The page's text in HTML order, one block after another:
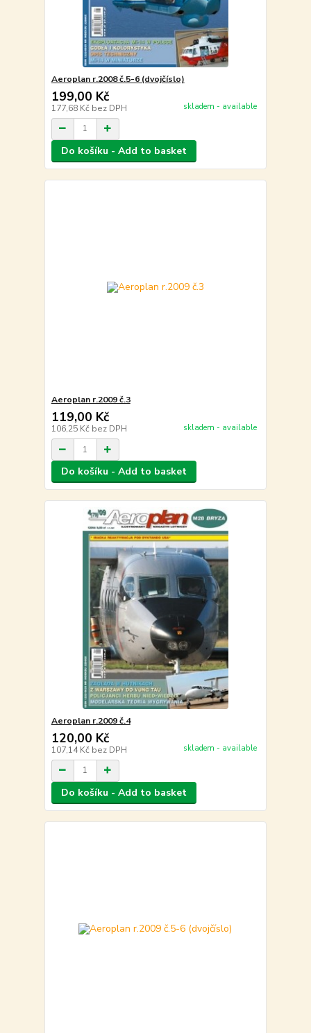
Aeroplan r.2008 č.5-6 (dvojčíslo)
199,00 Kč
177,68 Kč bez DPH skladem - available
Do košíku - Add to basket
Aeroplan r.2009 č.3
119,00 Kč
106,25 Kč bez DPH skladem - available
Do košíku - Add to basket
Aeroplan r.2009 č.4
120,00 Kč
107,14 Kč bez DPH skladem - available
Do košíku - Add to basket